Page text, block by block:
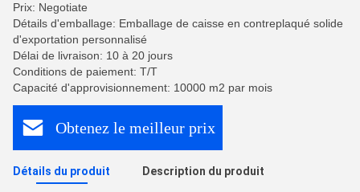
Prix: Negotiate
Détails d'emballage: Emballage de caisse en contreplaqué solide
d'exportation personnalisé
Délai de livraison: 10 à 20 jours
Conditions de paiement: T/T
Capacité d'approvisionnement: 10000 m2 par mois
Obtenez le meilleur prix
Détails du produit Description du produit